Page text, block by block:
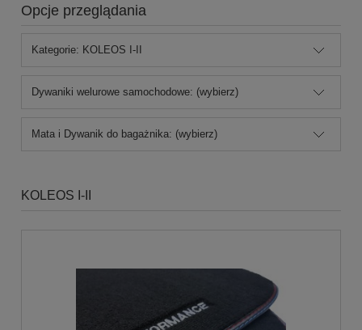
Opcje przeglądania
Kategorie: KOLEOS I-II
Dywaniki welurowe samochodowe: (wybierz)
Mata i Dywanik do bagażnika: (wybierz)
KOLEOS I-II